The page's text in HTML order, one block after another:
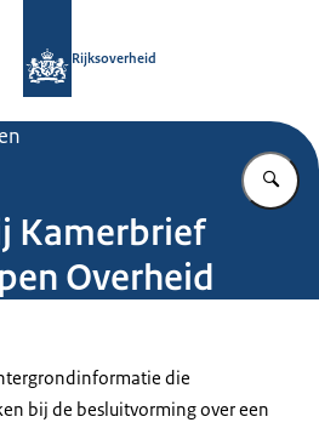
Rijksoverheid
Kamerbrief
Overheid
die
bij de besluitvorming over een